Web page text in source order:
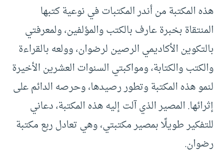
هذه المكتبة من أندر المكتبات في نوعية كتبها
المنتقاة بخبرة عارف بالكتب والمؤلفين، ولمعرفتي
بالتكوين الأكاديمي الرصين لرضوان، وولعه بالقراءة
والكتب والكتابة، ومواكبتي السنوات العشرين الأخيرة
لنمو هذه المكتبة وتطور رصيدها، وحرصه الدائم على
إثرائها. المصير الذي آلت إليه هذه المكتبة، دعاني
للتفكير طويلًا بمصير مكتبتي، وهي تعادل ربع مكتبة
رضوان.